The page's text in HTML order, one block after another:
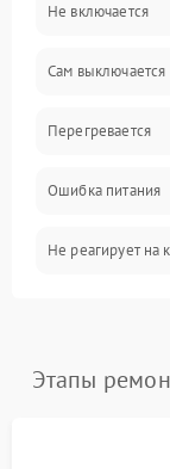
Не включается
Сам выключается
Перегревается
Ошибка питания
Не реагирует на
Этапы